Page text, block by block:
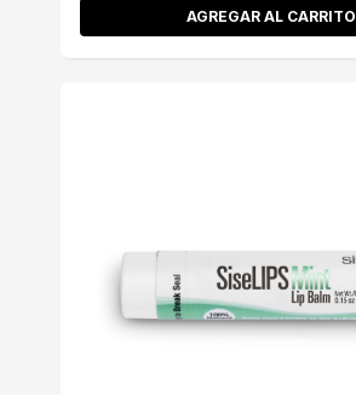
AGREGAR AL CARRITO